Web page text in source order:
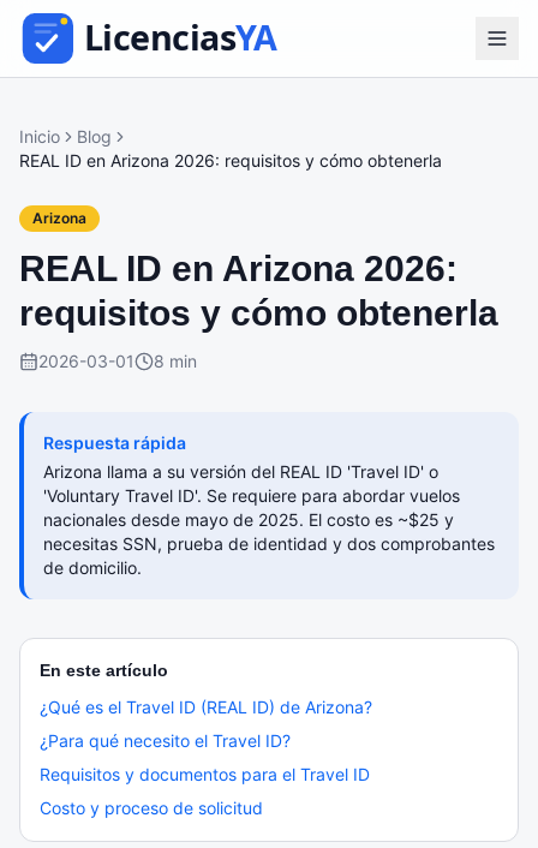
Inicio
Blog
REAL ID en Arizona 2026: requisitos y cómo obtenerla
Arizona
REAL ID en Arizona 2026:
requisitos y cómo obtenerla
2026-03-01 8 min
Respuesta rápida
Arizona llama a su versión del REAL ID 'Travel ID' o
'Voluntary Travel ID'. Se requiere para abordar vuelos
nacionales desde mayo de 2025. El costo es ~$25 y
necesitas SSN, prueba de identidad y dos comprobantes
de domicilio.
En este artículo
¿Qué es el Travel ID (REAL ID) de Arizona?
¿Para qué necesito el Travel ID?
Requisitos y documentos para el Travel ID
Costo y proceso de solicitud